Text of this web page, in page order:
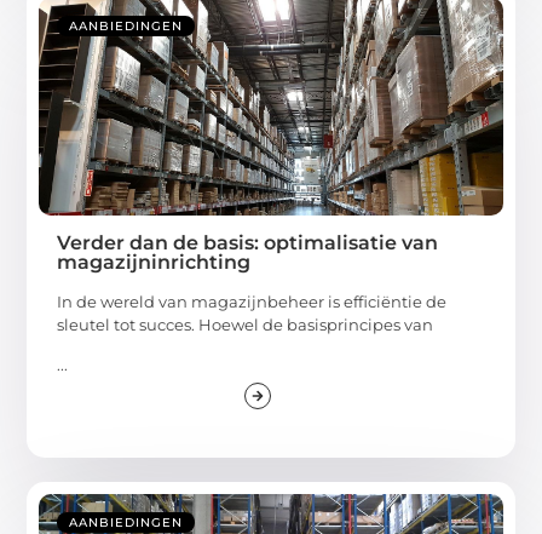
AANBIEDINGEN
Verder dan de basis: optimalisatie van
magazijninrichting
In de wereld van magazijnbeheer is efficiëntie de
sleutel tot succes. Hoewel de basisprincipes van
...
AANBIEDINGEN